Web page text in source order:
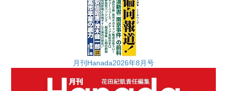
月刊Hanada2026年8月号